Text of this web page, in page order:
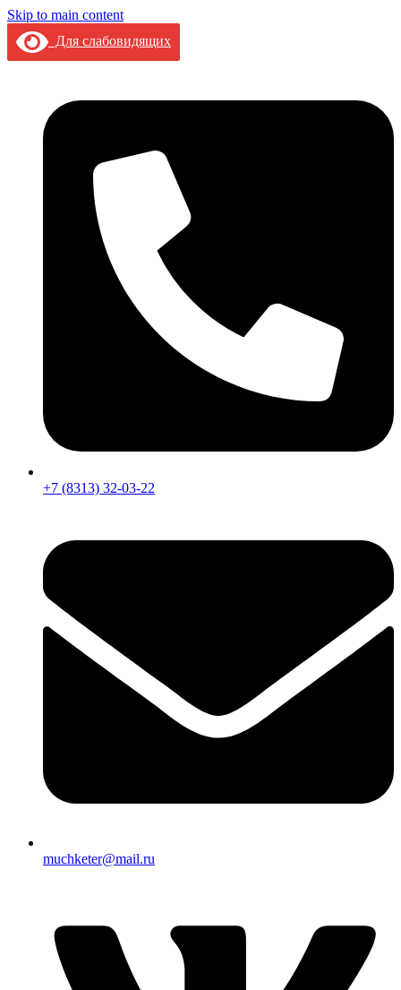
Skip to main content
Для слабовидящих
+7 (8313) 32-03-22
muchketer@mail.ru